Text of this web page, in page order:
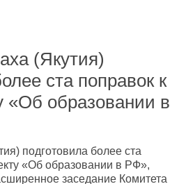
(Якутия)
ста поправок к
«Об образовании в
подготовила более ста
«Об образовании в РФ»,
заседание Комитета